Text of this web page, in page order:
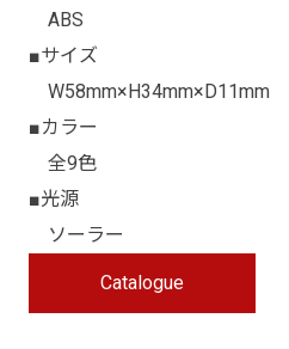
ABS
■サイズ
W58mm×H34mm×D11mm
■カラー
全9色
■光源
ソーラー
Catalogue